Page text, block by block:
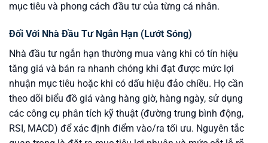
mục tiêu và phong cách đầu tư của từng cá nhân.
Đối Với Nhà Đầu Tư Ngắn Hạn (Lướt Sóng)
Nhà đầu tư ngắn hạn thường mua vàng khi có tín hiệu
tăng giá và bán ra nhanh chóng khi đạt được mức lợi
nhuận mục tiêu hoặc khi có dấu hiệu đảo chiều. Họ cần
theo dõi biểu đồ giá vàng hàng giờ, hàng ngày, sử dụng
các công cụ phân tích kỹ thuật (đường trung bình động,
RSI, MACD) để xác định điểm vào/ra tối ưu. Nguyên tắc